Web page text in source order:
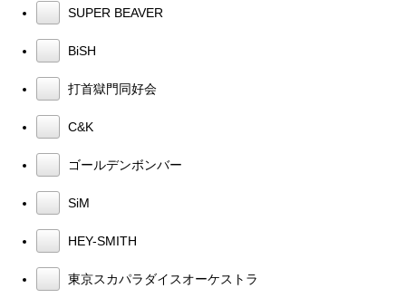
SUPER BEAVER
BiSH
打首獄門同好会
C&K
ゴールデンボンバー
SiM
HEY-SMITH
東京スカパラダイスオーケストラ